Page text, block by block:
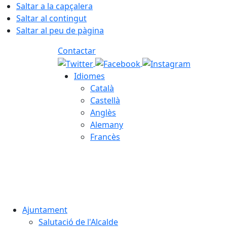
Saltar a la capçalera
Saltar al contingut
Saltar al peu de pàgina
Contactar
Idiomes
Català
Castellà
Anglès
Alemany
Francès
Ajuntament
Salutació de l'Alcalde